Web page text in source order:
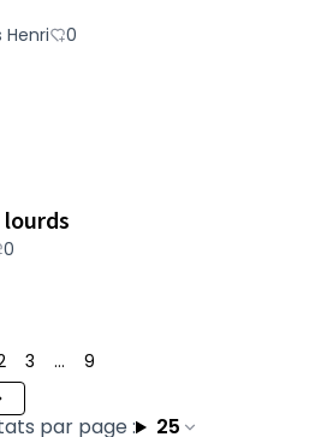
Henri 0
0
par page : 25
3 … 9